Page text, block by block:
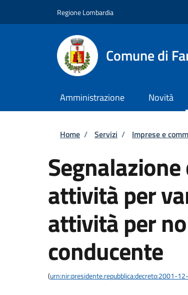
Regione Lombardia
Comune di
Amministrazione Novità
Briciole di
Home / Servizi / Imprese e
attività per
attività per
conducente
(urn:nir:presidente.repubblica:decreto:2001-